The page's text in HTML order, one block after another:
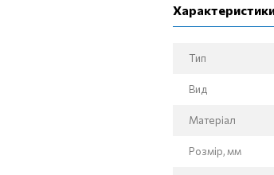
Тип
Вид
Матеріал
Розмір, мм